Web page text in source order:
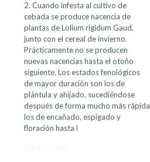
2. Cuando infesta al cultivo de
cebada se produce nacencia de
plantas de Lolium rigidum Gaud.
junto con el cereal de invierno.
Prácticamente no se producen
nuevas nacencias hasta el otoño
siguiente. Los estados fenológicos
de mayor duración son los de
plántula y ahijado, sucediéndose
después de forma mucho más rápida
los de encañado, espigado y
floración hasta l